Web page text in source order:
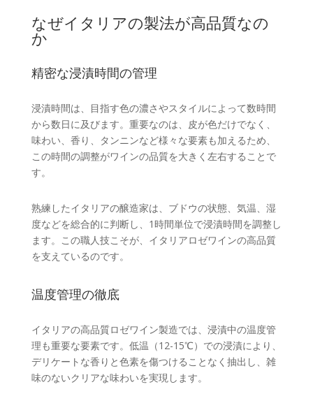
なぜイタリアの製法が高品質なの
か
精密な浸漬時間の管理
浸漬時間は、目指す色の濃さやスタイルによって数時間
から数日に及びます。重要なのは、皮が色だけでなく、
味わい、香り、タンニンなど様々な要素も加えるため、
この時間の調整がワインの品質を大きく左右することで
す。
熟練したイタリアの醸造家は、ブドウの状態、気温、湿
度などを総合的に判断し、1時間単位で浸漬時間を調整し
ます。この職人技こそが、イタリアロゼワインの高品質
を支えているのです。
温度管理の徹底
イタリアの高品質ロゼワイン製造では、浸漬中の温度管
理も重要な要素です。低温（12-15℃）での浸漬により、
デリケートな香りと色素を傷つけることなく抽出し、雑
味のないクリアな味わいを実現します。